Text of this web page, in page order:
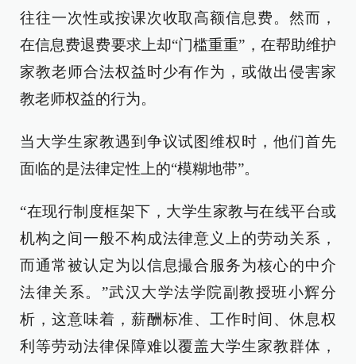
往往一次性或按课次收取高额信息费。然而，
在信息费退费要求上却“门槛重重”，在帮助维护
家教老师合法权益时少有作为，或做出侵害家
教老师权益的行为。
当大学生家教遇到争议试图维权时，他们首先
面临的是法律定性上的“模糊地带”。
“在现行制度框架下，大学生家教与在线平台或
机构之间一般不构成法律意义上的劳动关系，
而通常被认定为以信息撮合服务为核心的中介
法律关系。”武汉大学法学院副教授班小辉分
析，这意味着，薪酬标准、工作时间、休息权
利等劳动法律保障难以覆盖大学生家教群体，